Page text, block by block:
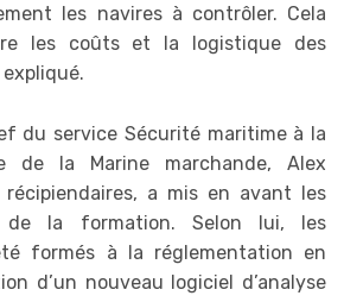
les navires à contrôler. Cela
les coûts et la logistique des
du service Sécurité maritime à la
de la Marine marchande, Alex
récipiendaires, a mis en avant les
de la formation. Selon lui, les
formés à la réglementation en
d’un nouveau logiciel d’analyse